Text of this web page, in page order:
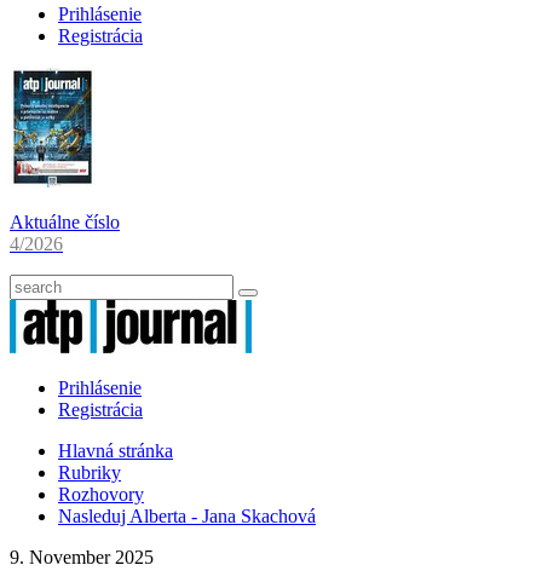
Prihlásenie
Registrácia
Aktuálne číslo
4/2026
Prihlásenie
Registrácia
Hlavná stránka
Rubriky
Rozhovory
Nasleduj Alberta - Jana Skachová
9. November 2025